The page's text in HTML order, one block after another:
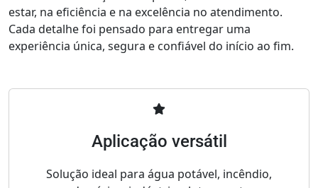
estar, na eficiência e na excelência no atendimento.
Cada detalhe foi pensado para entregar uma
experiência única, segura e confiável do início ao fim.
Aplicação versátil
Solução ideal para água potável, incêndio,